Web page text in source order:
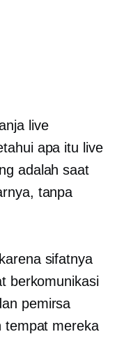
live
apa itu live
adalah saat
tanpa
sifatnya
berkomunikasi
pemirsa
tempat mereka